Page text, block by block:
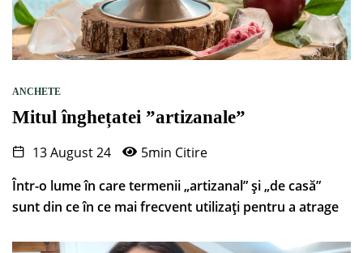
ANCHETE
Mitul înghețatei ”artizanale”
13 August 24
5min Citire
Într-o lume în care termenii „artizanal” și „de casă”
sunt din ce în ce mai frecvent utilizați pentru a atrage